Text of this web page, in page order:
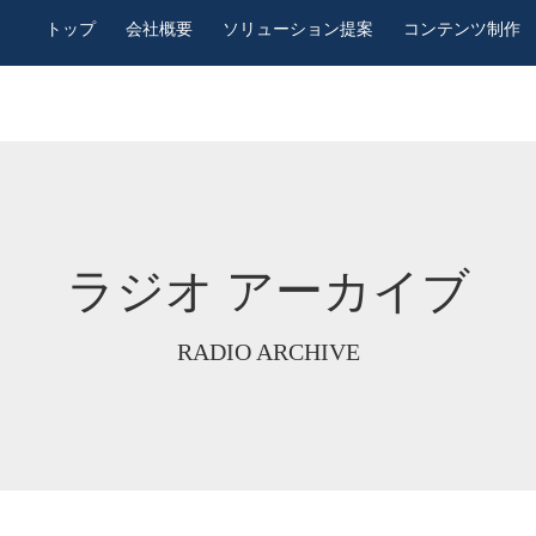
トップ 会社概要 ソリューション提案 コンテンツ制作
ラジオ アーカイブ
RADIO ARCHIVE